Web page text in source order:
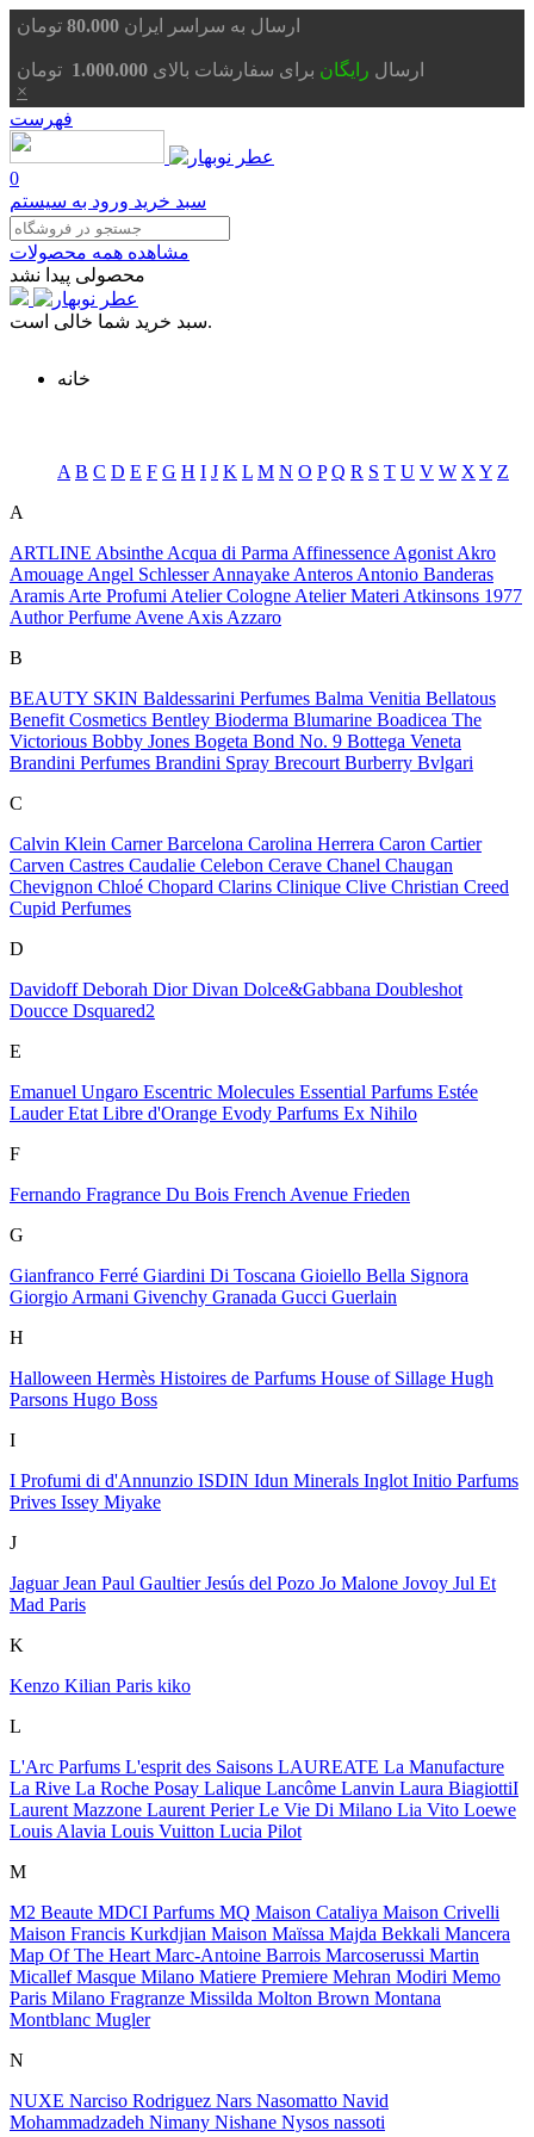
ارسال به سراسر ایران 80.000
ارسال رایگان برای سفارشات بالای 1.000.000 تومان
×
فهرست
0
سبد خرید ورود به سیستم
مشاهده همه محصولات
محصولی پیدا نشد
سبد خرید شما خالی است.
خانه
A B C D E F G H I J K L M N O P Q R S T U V W X Y Z
A
ARTLINE Absinthe Acqua di Parma Affinessence Agonist Akro
Amouage Angel SchlesserAnnayake Anteros Antonio Banderas
Aramis Arte Profumi Atelier Cologne Atelier Materi Atkinsons 1977
Author Perfume Avene Axis Azzaro
B
BEAUTY SKIN Baldessarini Perfumes Balma Venitia Bellatous
Benefit Cosmetics Bentley Bioderma Blumarine Boadicea The
Victorious Bobby Jones Bogeta Bond No. 9 Bottega Veneta
Brandini Perfumes Brandini Spray Brecourt Burberry Bvlgari
C
Calvin Klein Carner Barcelona Carolina Herrera Caron Cartier
Carven Castres Caudalie Celebon Cerave Chanel Chaugan
Chevignon Chloé Chopard Clarins Clinique Clive Christian Creed
Cupid Perfumes
D
DavidoffDeborah DiorDivan Dolce&Gabbana Doubleshot
Doucce Dsquared2
E
Emanuel Ungaro Escentric Molecules Essential Parfums Estée
LauderEtat Libre d'Orange Evody Parfums Ex Nihilo
F
Fernando Fragrance Du Bois French Avenue Frieden
G
Gianfranco Ferré Giardini Di Toscana Gioiello Bella Signora
Giorgio Armani Givenchy Granada Gucci Guerlain
H
Halloween Hermès Histoires de Parfums House of Sillage Hugh
Parsons Hugo Boss
I
I Profumi di d'Annunzio ISDIN Idun Minerals Inglot Initio Parfums
Prives Issey Miyake
J
JaguarJean Paul GaultierJesús del Pozo Jo Malone Jovoy Jul Et
Mad Paris
K
Kenzo Kilian Paris kiko
L
L'Arc Parfums L'esprit des Saisons LAUREATE La Manufacture
La Rive La Roche Posay Lalique Lancôme Lanvin Laura BiagiottiI
Laurent Mazzone Laurent PerierLe Vie Di Milano Lia Vito Loewe
Louis Alavia Louis Vuitton Lucia Pilot
M
M2 Beaute MDCI Parfums MQ Maison Cataliya Maison Crivelli
Maison Francis Kurkdjian Maison Maïssa Majda Bekkali Mancera
Map Of The Heart Marc-Antoine Barrois Marcoserussi Martin
MicallefMasque Milano Matiere Premiere Mehran Modiri Memo
Paris Milano Fragranze Missilda Molton Brown Montana
Montblanc Mugler
N
NUXE Narciso Rodriguez Nars Nasomatto Navid
Mohammadzadeh Nimany Nishane Nysos nassoti